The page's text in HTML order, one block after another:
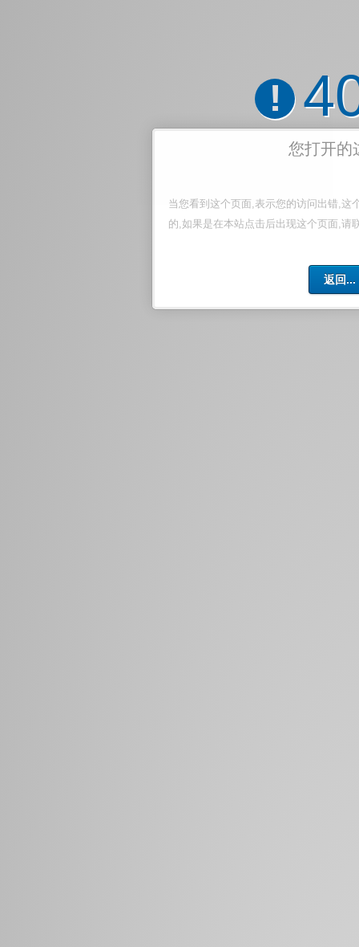
!
您打开的
当您看到这个页面,表示您的访问出错,这
的,如果是在本站点击后出现这个页面,请
返回...